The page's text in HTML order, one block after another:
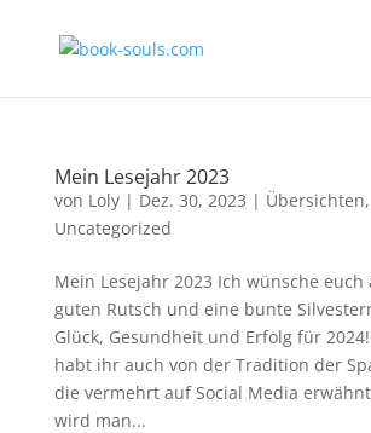
Mein Lesejahr 2023
von Loly| Dez. 30, 2023 | Übersichten,
Uncategorized
Mein Lesejahr 2023 Ich wünsche euch
guten Rutsch und eine bunte
Glück, Gesundheit und Erfolg für
habt ihr auch von der Tradition der
die vermehrt auf Social Media
wird man...